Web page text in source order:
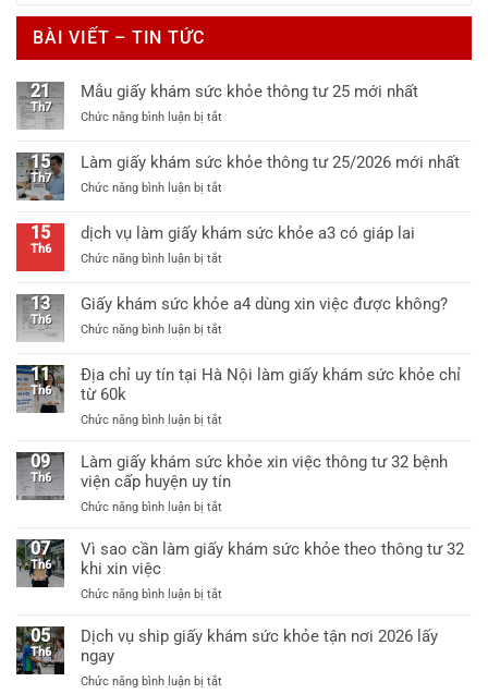
BÀI VIẾT – TIN TỨC
21
Th7
Mẫu giấy khám sức khỏe thông tư 25 mới nhất
Chức năng bình luận bị tắtở
giấy
khám
sức
thông
25
nhất
15
Th7
Làm giấy khám sức khỏe thông tư 25/2026 mới nhất
Chức năng bình luận bị tắtở
khám
sức
thông
25/2026
nhất
15
Th6
dịch vụ làm giấy khám sức khỏe a3 có giáp lai
Chức năng bình luận bị tắtở
làm
giấy
sức
khỏe
có
lai
13
Th6
Giấy khám sức khỏe a4 dùng xin việc được không?
Chức năng bình luận bị tắtở
sức
a4
xin
việc
không?
11
Th6
Địa chỉ uy tín tại Hà Nội làm giấy khám sức khỏe chỉ
từ 60k
Chức năng bình luận bị tắtở
chỉ
uy
tại
Nội
khỏe
từ
09
Th6
Làm giấy khám sức khỏe xin việc thông tư 32 bệnh
viện cấp huyện uy tín
Chức năng bình luận bị tắtở
giấy
khỏe
việc
07
Th6
Vì sao cần làm giấy khám sức khỏe theo thông tư 32
khi xin việc
Chức năng bình luận bị tắtở
sao
giấy
05
Th6
Dịch vụ ship giấy khám sức khỏe tận nơi 2026 lấy
ngay
Chức năng bình luận bị tắtở